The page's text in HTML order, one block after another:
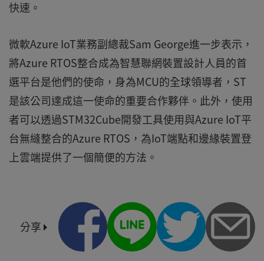
快速。
微軟Azure IoT業務副總裁Sam George進一步表示，
將Azure RTOS整合成為智慧聯網裝置設計人員的首
選平台是他們的使命，身為MCU的全球領導者，ST
是該公司達成這一使命的重要合作夥伴。此外，使用
者可以透過STM32Cube開發工具使用與Azure IoT平
台無縫整合的Azure RTOS，為IoT端點和邊緣裝置登
上雲端提供了一個簡便的方法。
分享